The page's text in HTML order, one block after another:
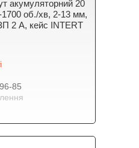
акумуляторний 20
об./хв, 2-13 мм,
2 А, кейс INTERT
85